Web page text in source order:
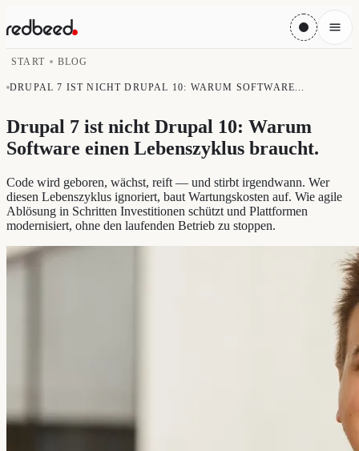
START BLOG
DRUPAL 7 IST NICHT DRUPAL 10: WARUM SOFTWARE...
Drupal 7 ist nicht Drupal 10: Warum
Software einen Lebenszyklus braucht.
Code wird geboren, wächst, reift — und stirbt irgendwann. Wer
diesen Lebenszyklus ignoriert, baut Wartungskosten auf. Wie agile
Ablösung in Schritten Investitionen schützt und Plattformen
modernisiert, ohne den laufenden Betrieb zu stoppen.